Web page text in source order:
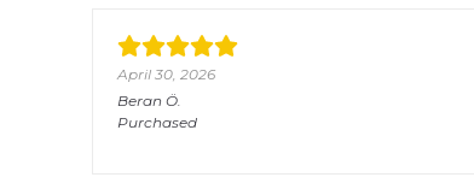
April 30, 2026
Beran Ö.
Purchased